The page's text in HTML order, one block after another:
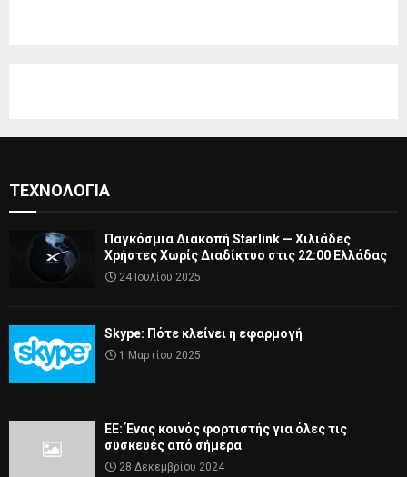
ΤΕΧΝΟΛΟΓΊΑ
Παγκόσμια Διακοπή Starlink — Χιλιάδες
Χρήστες Χωρίς Διαδίκτυο στις 22:00 Ελλάδας
24 Ιουλίου 2025
Skype: Πότε κλείνει η εφαρμογή
1 Μαρτίου 2025
ΕΕ: Ένας κοινός φορτιστής για όλες τις
συσκευές από σήμερα
28 Δεκεμβρίου 2024